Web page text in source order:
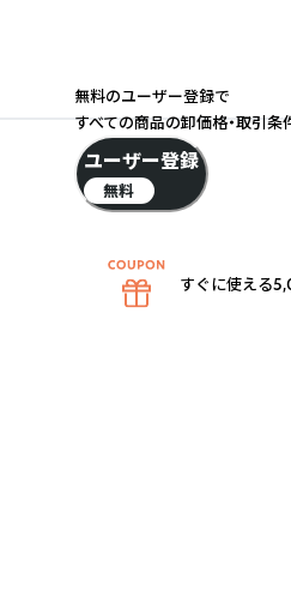
無料のユーザー登録で
すべての商品の卸価格・取引条
ユーザー登録
無料
すぐに使える